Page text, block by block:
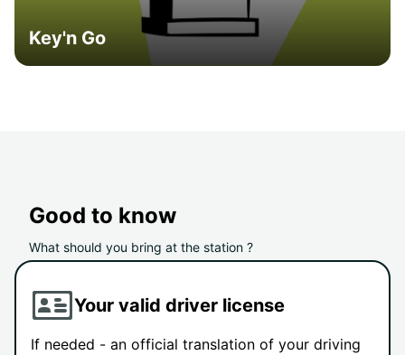
Key'n Go
Good to know
What should you bring at the station ?
Your valid driver license
If needed - an official translation of your driving